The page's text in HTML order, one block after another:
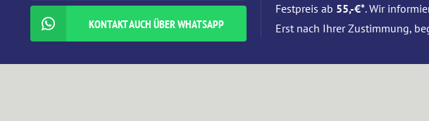
KONTAKT AUCH ÜBER WHATSAPP
Festpreis ab 55,-€*. Wir
Erst nach Ihrer Zustimmung,